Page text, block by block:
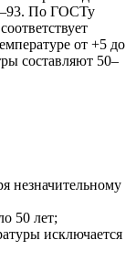
По ГОСТу
от +5 до
составляют 50–
незначительному
50 лет;
исключается